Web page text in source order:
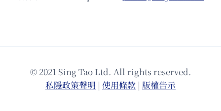
© 2021 Sing Tao Ltd. All rights reserved.
私隱政策聲明 | 使⽤條款 | 版權告⽰